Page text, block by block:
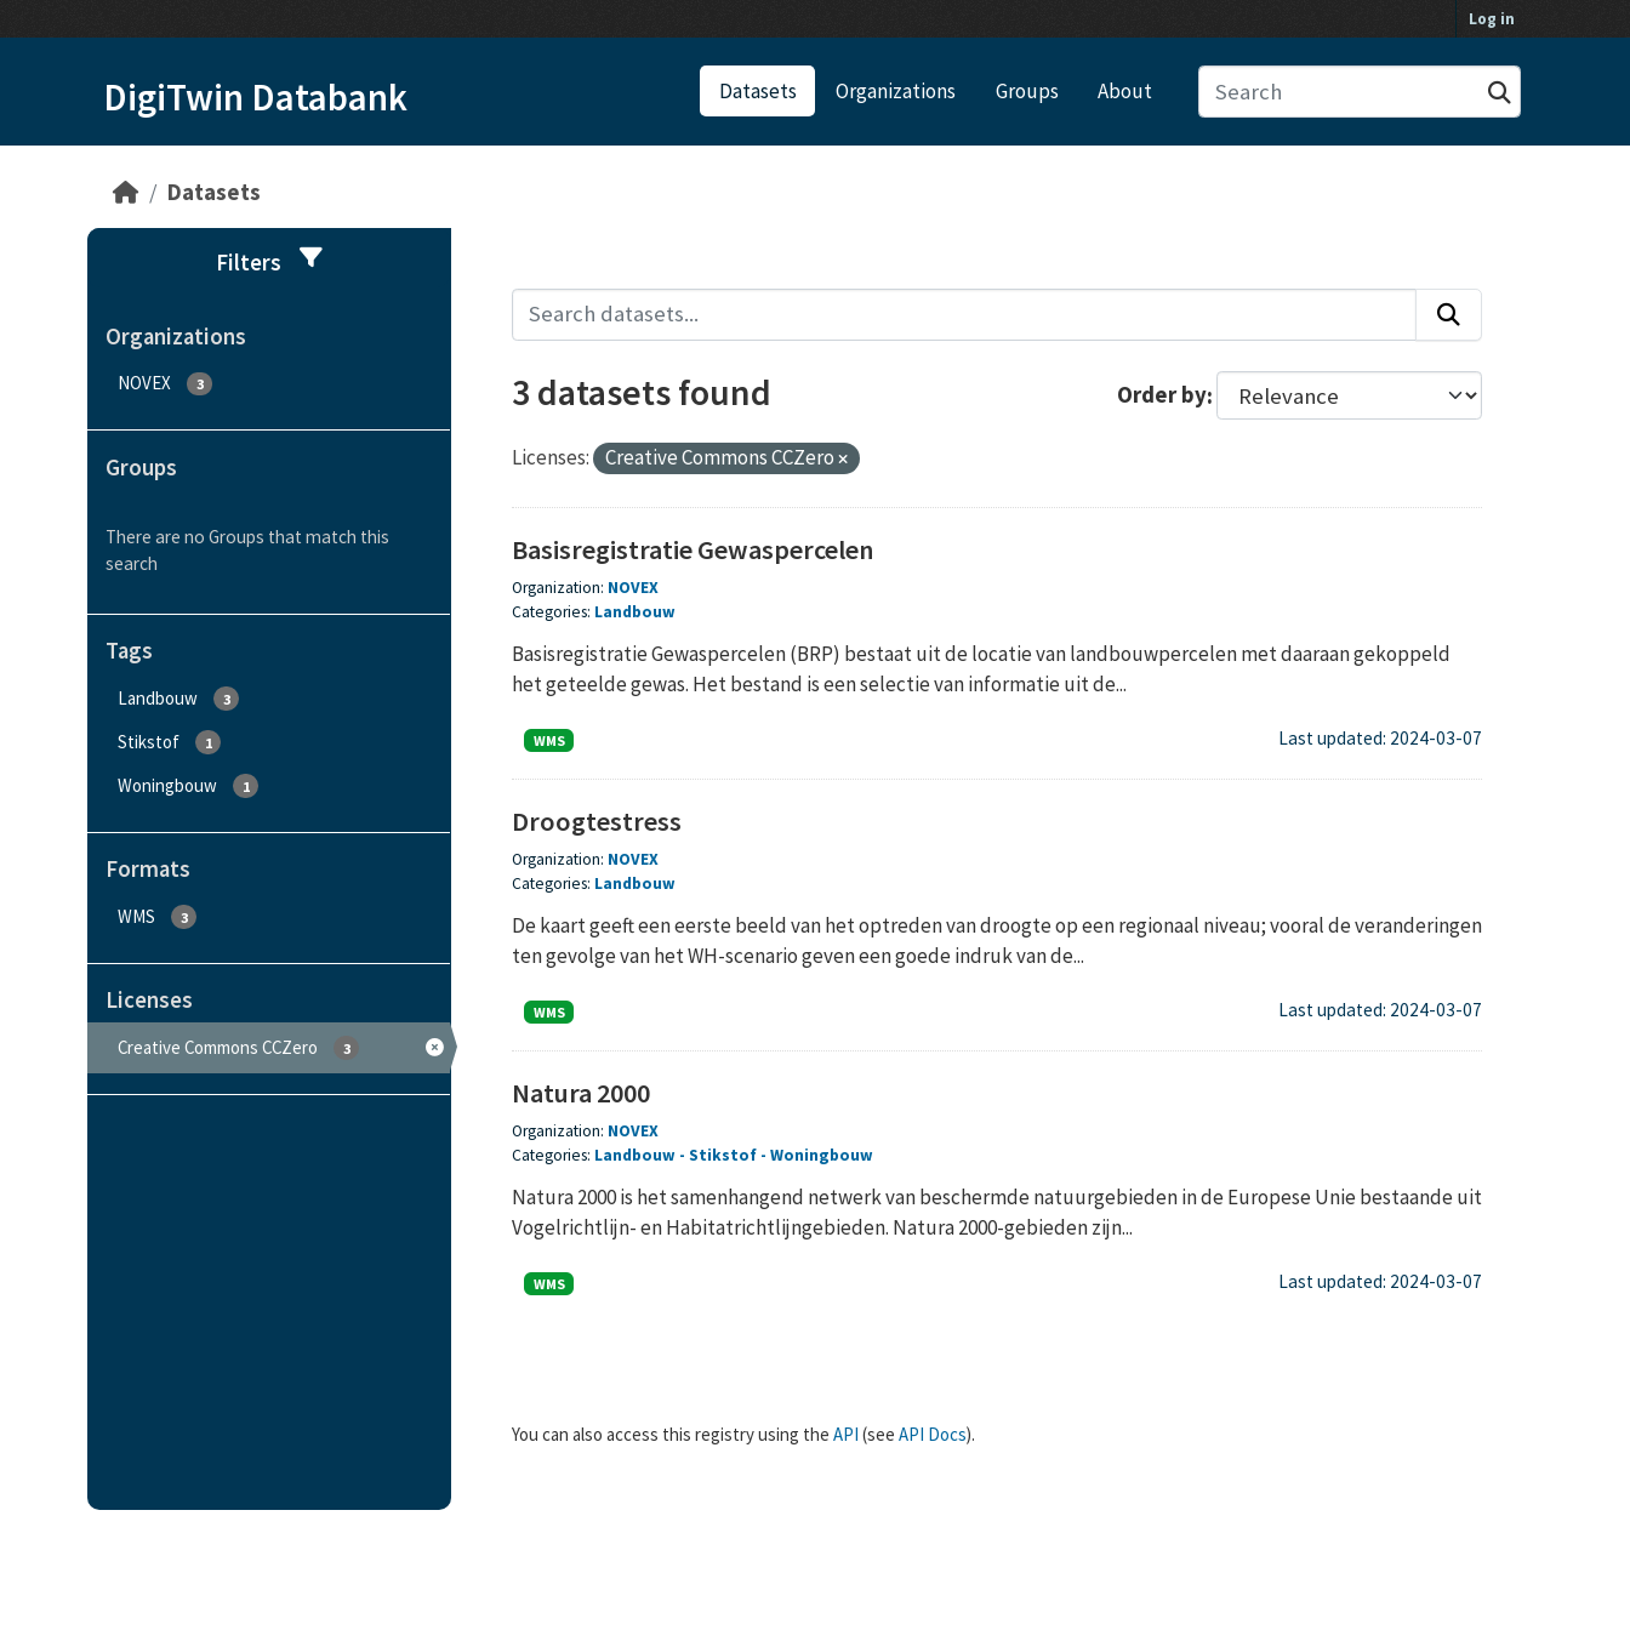
Log in
DigiTwin Databank Datasets Organizations Groups About
Datasets
Filters
Organizations
NOVEX 3
Groups
There are no Groups that match this
search
Tags
Landbouw 3
Stikstof 1
Woningbouw 1
Formats
WMS 3
Licenses
Creative Commons CCZero 3
Order by
3 datasets found
Licenses: Creative Commons CCZero
Basisregistratie Gewaspercelen
Organization: NOVEX
Categories: Landbouw
Basisregistratie Gewaspercelen (BRP) bestaat uit de locatie van landbouwpercelen met daaraan gekoppeld
het geteelde gewas. Het bestand is een selectie van informatie uit de...
WMS Last updated: 2024-03-07
Droogtestress
Organization: NOVEX
Categories: Landbouw
De kaart geeft een eerste beeld van het optreden van droogte op een regionaal niveau; vooral de veranderingen
ten gevolge van het WH-scenario geven een goede indruk van de...
WMS Last updated: 2024-03-07
Natura 2000
Organization: NOVEX
Categories: Landbouw Stikstof Woningbouw
Natura 2000 is het samenhangend netwerk van beschermde natuurgebieden in de Europese Unie bestaande uit
Vogelrichtlijn- en Habitatrichtlijngebieden. Natura 2000-gebieden zijn...
WMS Last updated: 2024-03-07
You can also access this registry using the API (see API Docs).